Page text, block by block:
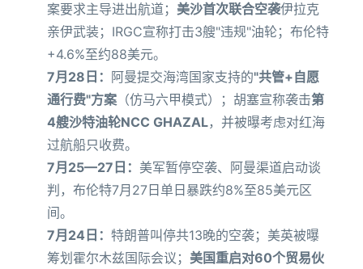
案要求主导进出航道； 美沙首次联合空袭伊拉克
亲伊武装；IRGC宣称打击3艘"违规"油轮；布伦特
+4.6%至约88美元。
7月28日： 阿曼提交海湾国家支持的"共管+自愿
通行费"方案 （仿马六甲模式）；胡塞宣称袭击第
4艘沙特油轮NCC GHAZAL，并被曝考虑对红海
过航船只收费。
7月25—27日： 美军暂停空袭、阿曼渠道启动谈
判，布伦特7月27日单日暴跌约8%至85美元区
间。
7月24日： 特朗普叫停共13晚的空袭；美英被曝
筹划霍尔木兹国际会议； 美国重启对60个贸易伙